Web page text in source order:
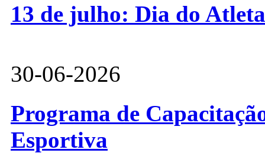
13 de julho: Dia do
30-06-2026
Programa de
Esportiva